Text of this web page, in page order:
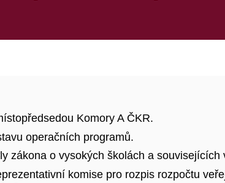
Komory A ČKR.
operačních programů.
zákona o vysokých školách a souvisejících
komise pro rozpis rozpočtu